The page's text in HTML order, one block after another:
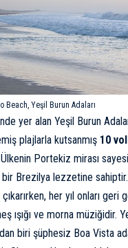
Beach, Yeşil Burun Adaları
yer alan Yeşil Burun
plajlarla kutsanmış 10
Portekiz mirası
bir Brezilya lezzetine
çıkarırken, her yıl onları
ışığı ve morna müziğidir.
biri şüphesiz Boa Vista